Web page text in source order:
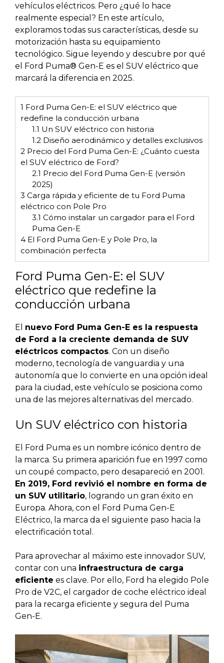
vehículos eléctricos. Pero ¿qué lo hace
realmente especial? En este artículo,
exploramos todas sus características, desde su
motorización hasta su equipamiento
tecnológico. Sigue leyendo y descubre por qué
el Ford Puma® Gen-E es el SUV eléctrico que
marcará la diferencia en 2025.
1 Ford Puma Gen-E: el SUV eléctrico que
redefine la conducción urbana
1.1 Un SUV eléctrico con historia
1.2Diseño aerodinámico y detalles exclusivos
2 Precio del Ford Puma Gen-E: ¿Cuánto cuesta
el SUV eléctrico de Ford?
2.1 Precio del Ford Puma Gen-E (versión
2025)
3 Carga rápida y eficiente de tu Ford Puma
eléctrico con Pole Pro
3.1 Cómo instalar un cargador para el Ford
Puma Gen-E
4 El Ford Puma Gen-E y Pole Pro, la
combinación perfecta
Ford Puma Gen-E: el SUV
eléctrico que redefine la
conducción urbana
El nuevo Ford Puma Gen-E es la respuesta
de Ford a la creciente demanda de SUV
eléctricos compactos. Con un diseño
moderno, tecnología de vanguardia y una
autonomía que lo convierte en una opción ideal
para la ciudad, este vehículo se posiciona como
una de las mejores alternativas del mercado.
Un SUV eléctrico con historia
El Ford Puma es un nombre icónico dentro de
la marca. Su primera aparición fue en 1997 como
un coupé compacto, pero desapareció en 2001.
En 2019, Ford revivió el nombre en forma de
un SUV utilitario, logrando un gran éxito en
Europa. Ahora, con el Ford Puma Gen-E
Eléctrico, la marca da el siguiente paso hacia la
electrificación total.
Para aprovechar al máximo este innovador SUV,
contar con una infraestructura de carga
eficiente es clave. Por ello, Ford ha elegido Pole
Pro de V2C, el cargador de coche eléctrico ideal
para la recarga eficiente y segura del Puma
Gen-E.